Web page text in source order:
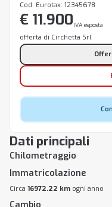
Dati principali
Chilometraggio
Immatricolazione
Circa 16972.22 km ogni anno
Cod. Eurotax: 12345678
€ 11.900IVA esposta
offerta di Circhetta Srl